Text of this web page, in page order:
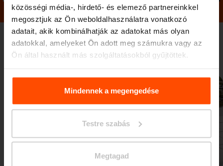
közösségi média-, hirdető- és elemező partnereinkkel
megosztjuk az Ön weboldalhasználatra vonatkozó
adatait, akik kombinálhatják az adatokat más olyan
adatokkal, amelyeket Ön adott meg számukra vagy az
Ön által használt más szolgáltatásokból gyűjtöttek.
További információért kérjük, látogasson el aPrinciples
Relating to the Processing. Personal Data
Mindennek a megengedése
Testre szabás
Megtagad
Galéria